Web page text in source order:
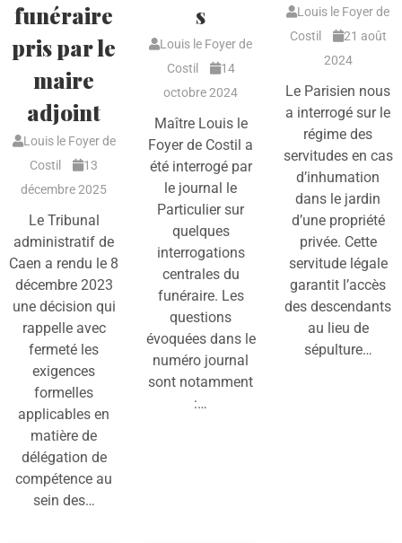
funéraire
pris par le
maire
adjoint
Louis le Foyer de
Costil
13
décembre 2025
Le Tribunal
administratif de
Caen a rendu le 8
décembre 2023
une décision qui
rappelle avec
fermeté les
exigences
formelles
applicables en
matière de
délégation de
compétence au
sein des…
s
Louis le Foyer de
Costil
14
octobre 2024
Maître Louis le
Foyer de Costil a
été interrogé par
le journal le
Particulier sur
quelques
interrogations
centrales du
funéraire. Les
questions
évoquées dans le
numéro journal
sont notamment
:…
Louis le Foyer de
Costil
21 août
2024
Le Parisien nous
a interrogé sur le
régime des
servitudes en cas
d’inhumation
dans le jardin
d’une propriété
privée. Cette
servitude légale
garantit l’accès
des descendants
au lieu de
sépulture…